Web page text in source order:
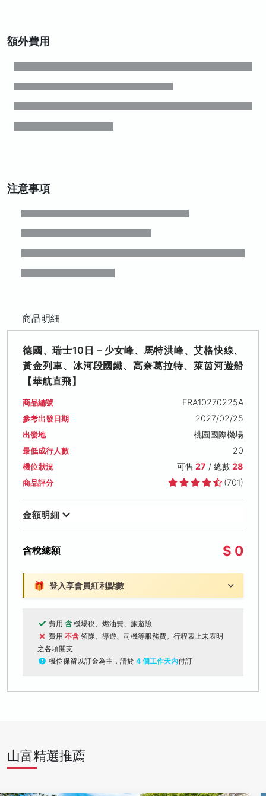
額外費用
注意事項
商品明細
德國、瑞士10日－少女峰、馬特洪峰、艾格快線、
黃金列車、冰河段國鐵、高奈葛拉特、萊茵河遊船
【華航直飛】
商品編號 FRA10270225A
參考出發日期 2027/02/25
出發地 桃園國際機場
最低成行人數 20
機位狀況 可售 27 / 總數28
商品評分 (701)
金額明細
含稅總額 $ 0
🎁 登入享會員紅利點數
費用 含 機場稅、燃油費、旅遊險
費用 不含 領隊、導遊、司機等服務費。行程表上未表明
之各項開支
機位保留以訂金為主，請於 4 個工作天內付訂
山富精選推薦